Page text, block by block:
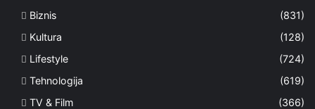
Biznis
(831)
Kultura
(128)
Lifestyle
(724)
Tehnologija
(619)
TV & Film
(366)